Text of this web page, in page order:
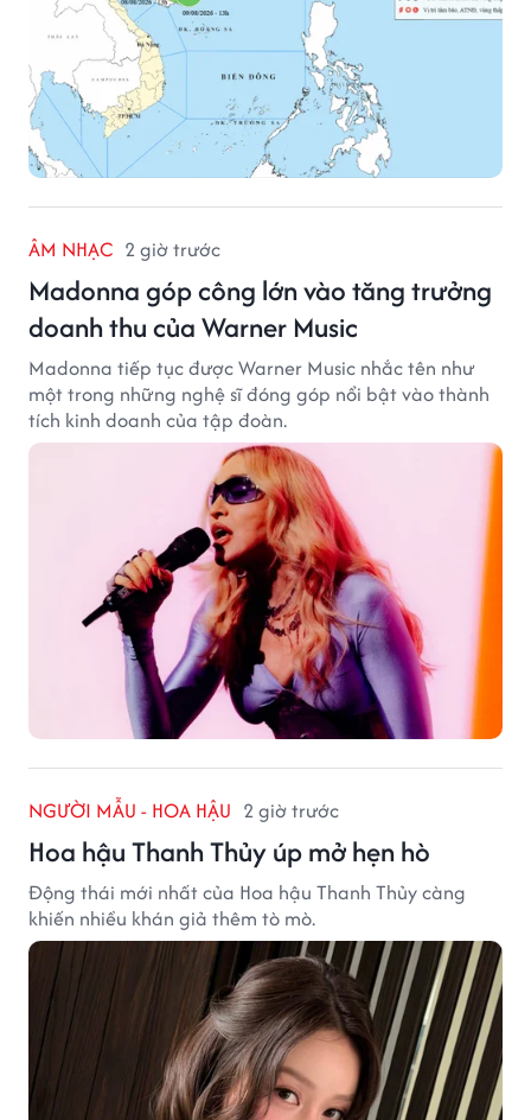
ÂM NHẠC 2 giờ trước
Madonna góp công lớn vào tăng trưởng
doanh thu của Warner Music
Madonna tiếp tục được Warner Music nhắc tên như
một trong những nghệ sĩ đóng góp nổi bật vào thành
tích kinh doanh của tập đoàn.
NGƯỜI MẪU - HOA HẬU 2 giờ trước
Hoa hậu Thanh Thủy úp mở hẹn hò
Động thái mới nhất của Hoa hậu Thanh Thủy càng
khiến nhiều khán giả thêm tò mò.